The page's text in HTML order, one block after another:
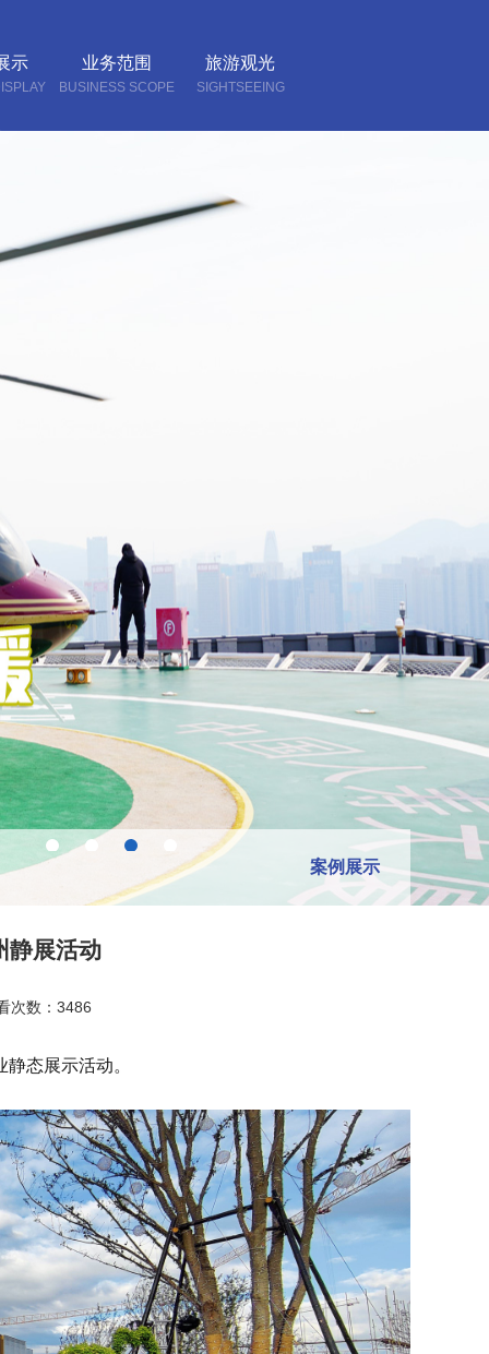
示 业务范围
BUSINESS SCOPE
旅游观光
SIGHTSEEING
案例展示
静展活动
次数：3486
态展示活动。